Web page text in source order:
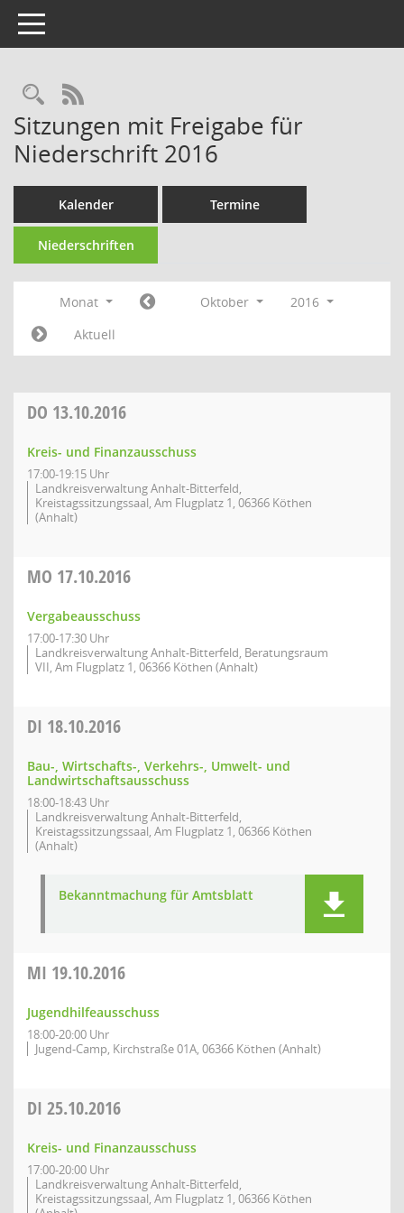
Toggle navigation
Rechercheauswahl
RSS-Feed
Sitzungen mit Freigabe für
Niederschrift 2016
Kalender Termine
Niederschriften
Monat Oktober
2016
Aktuell
DO 13.10.2016
Kreis- und Finanzausschuss
17:00-19:15 Uhr
Landkreisverwaltung Anhalt-Bitterfeld,
Kreistagssitzungssaal, Am Flugplatz 1, 06366 Köthen
(Anhalt)
MO 17.10.2016
Vergabeausschuss
17:00-17:30 Uhr
Landkreisverwaltung Anhalt-Bitterfeld, Beratungsraum
VII, Am Flugplatz 1, 06366 Köthen (Anhalt)
DI 18.10.2016
Bau-, Wirtschafts-, Verkehrs-, Umwelt- und
Landwirtschaftsausschuss
18:00-18:43 Uhr
Landkreisverwaltung Anhalt-Bitterfeld,
Kreistagssitzungssaal, Am Flugplatz 1, 06366 Köthen
(Anhalt)
Bekanntmachung für Amtsblatt
MI 19.10.2016
Jugendhilfeausschuss
18:00-20:00 Uhr
Jugend-Camp, Kirchstraße 01A, 06366 Köthen (Anhalt)
DI 25.10.2016
Kreis- und Finanzausschuss
17:00-20:00 Uhr
Landkreisverwaltung Anhalt-Bitterfeld,
Kreistagssitzungssaal, Am Flugplatz 1, 06366 Köthen